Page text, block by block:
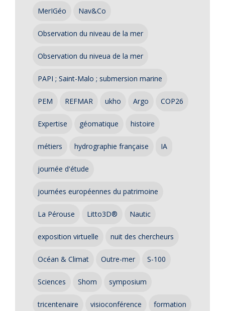
MerIGéo Nav&Co
Observation du niveau de la mer
Observation du niveua de la mer
PAPI ; Saint-Malo ; submersion marine
PEM REFMAR ukho Argo COP26
Expertise géomatique histoire
métiers hydrographie française IA
journée d'étude
journées européennes du patrimoine
La Pérouse Litto3D® Nautic
exposition virtuelle nuit des chercheurs
Océan & Climat Outre-mer S-100
Sciences Shom symposium
tricentenaire visioconférence formation